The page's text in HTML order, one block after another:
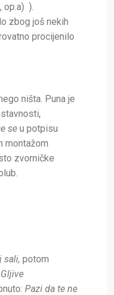
).
zbog još nekih
procijenilo
ništa. Puna je
se u potpisu
montažom
zvorničke
sali, potom
Pazi da te ne